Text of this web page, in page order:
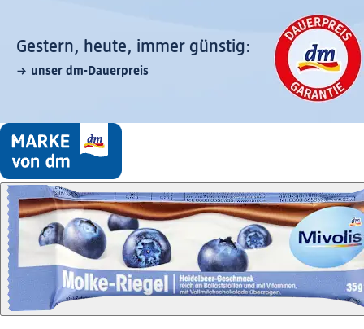
Gestern, heute, immer günstig:
unser dm-Dauerpreis